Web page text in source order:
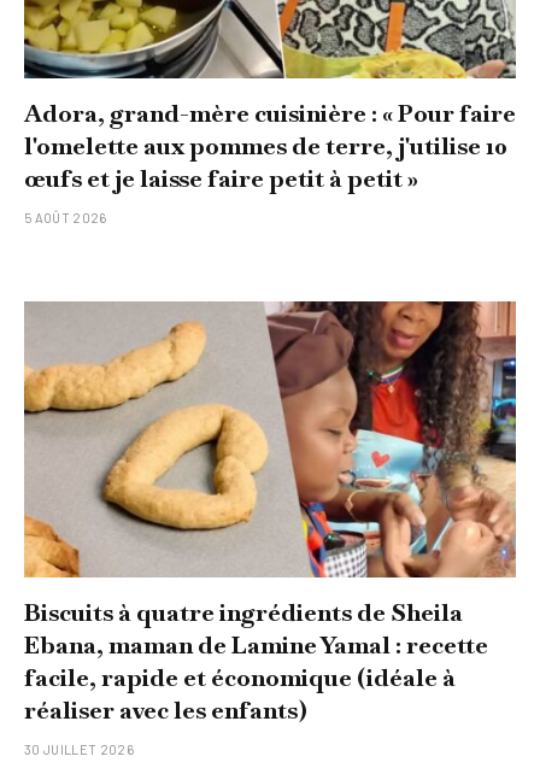
Adora, grand-mère cuisinière : « Pour faire
l'omelette aux pommes de terre, j'utilise 10
œufs et je laisse faire petit à petit »
5 AOÛT 2026
Biscuits à quatre ingrédients de Sheila
Ebana, maman de Lamine Yamal : recette
facile, rapide et économique (idéale à
réaliser avec les enfants)
30 JUILLET 2026